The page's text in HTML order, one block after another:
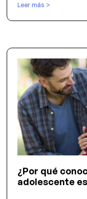
Leer más >
¿Por qué
adolescente